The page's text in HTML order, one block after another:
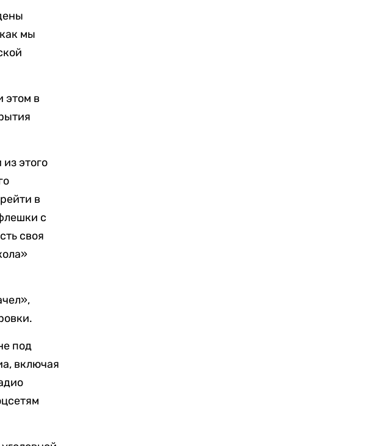
мы
этом в
этого
в
с
своя
под
включая